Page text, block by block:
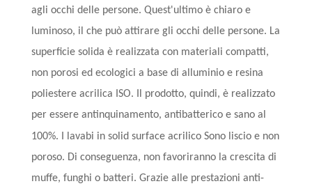
agli occhi delle persone. Quest'ultimo è chiaro e
luminoso, il che può attirare gli occhi delle persone. La
superficie solida è realizzata con materiali compatti,
non porosi ed ecologici a base di alluminio e resina
poliestere acrilica ISO. Il prodotto, quindi, è realizzato
per essere antinquinamento, antibatterico e sano al
100%. I lavabi in solid surface acrilico Sono liscio e non
poroso. Di conseguenza, non favoriranno la crescita di
muffe, funghi o batteri. Grazie alle prestazioni anti-